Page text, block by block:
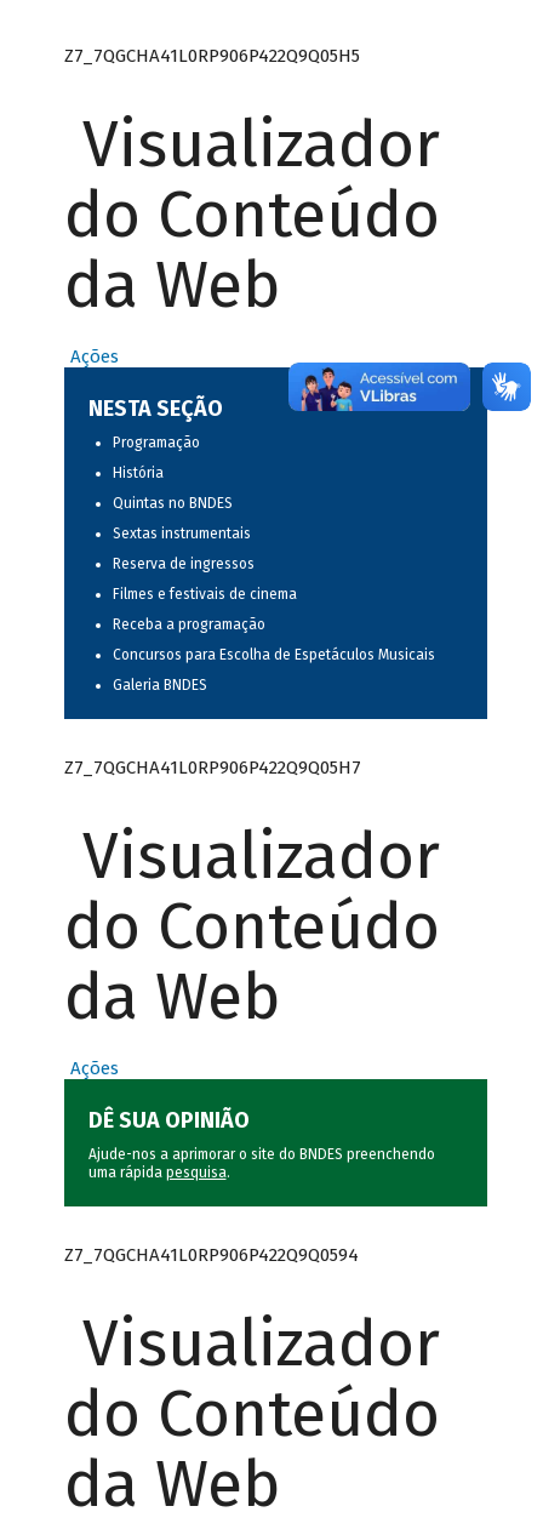
Z7_7QGCHA41L0RP906P422Q9Q05H5
Visualizador
do Conteúdo
da Web
Ações
NESTA SEÇÃO
Programação
História
Quintas no BNDES
Sextas instrumentais
Reserva de ingressos
Filmes e festivais de cinema
Receba a programação
Concursos para Escolha de Espetáculos Musicais
Galeria BNDES
Z7_7QGCHA41L0RP906P422Q9Q05H7
Visualizador
do Conteúdo
da Web
Ações
DÊ SUA OPINIÃO
Ajude-nos a aprimorar o site do BNDES preenchendo
uma rápida pesquisa.
Z7_7QGCHA41L0RP906P422Q9Q0594
Visualizador
do Conteúdo
da Web